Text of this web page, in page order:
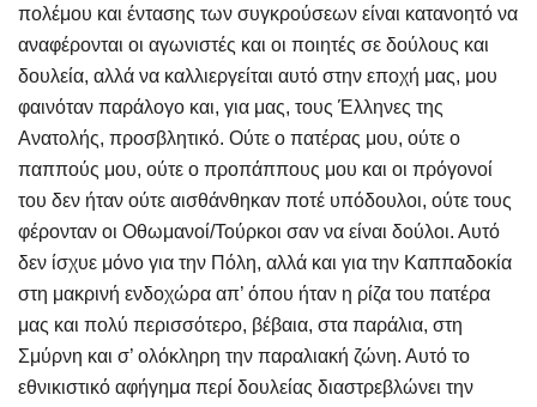
πολέμου και έντασης των συγκρούσεων είναι κατανοητό να
αναφέρονται οι αγωνιστές και οι ποιητές σε δούλους και
δουλεία, αλλά να καλλιεργείται αυτό στην εποχή μας, μου
φαινόταν παράλογο και, για μας, τους Έλληνες της
Ανατολής, προσβλητικό. Ούτε ο πατέρας μου, ούτε ο
παππούς μου, ούτε ο προπάππους μου και οι πρόγονοί
του δεν ήταν ούτε αισθάνθηκαν ποτέ υπόδουλοι, ούτε τους
φέρονταν οι Οθωμανοί/Τούρκοι σαν να είναι δούλοι. Αυτό
δεν ίσχυε μόνο για την Πόλη, αλλά και για την Καππαδοκία
στη μακρινή ενδοχώρα απ’ όπου ήταν η ρίζα του πατέρα
μας και πολύ περισσότερο, βέβαια, στα παράλια, στη
Σμύρνη και σ’ ολόκληρη την παραλιακή ζώνη. Αυτό το
εθνικιστικό αφήγημα περί δουλείας διαστρεβλώνει την